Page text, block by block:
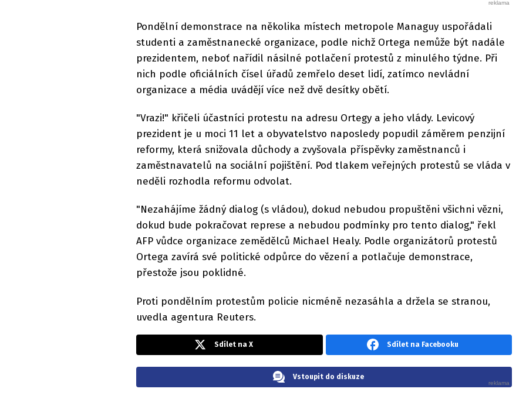
Pondělní demonstrace na několika místech metropole Managuy uspořádali
studenti a zaměstnanecké organizace, podle nichž Ortega nemůže být nadále
prezidentem, neboť nařídil násilné potlačení protestů z minulého týdne. Při
nich podle oficiálních čísel úřadů zemřelo deset lidí, zatímco nevládní
organizace a média uvádějí více než dvě desítky obětí.
"Vrazi!" křičeli účastníci protestu na adresu Ortegy a jeho vlády. Levicový
prezident je u moci 11 let a obyvatelstvo naposledy popudil záměrem penzijní
reformy, která snižovala důchody a zvyšovala příspěvky zaměstnanců i
zaměstnavatelů na sociální pojištění. Pod tlakem veřejných protestů se vláda v
neděli rozhodla reformu odvolat.
"Nezahájíme žádný dialog (s vládou), dokud nebudou propuštěni všichni vězni,
dokud bude pokračovat represe a nebudou podmínky pro tento dialog," řekl
AFP vůdce organizace zemědělců Michael Healy. Podle organizátorů protestů
Ortega zavírá své politické odpůrce do vězení a potlačuje demonstrace,
přestože jsou poklidné.
Proti pondělním protestům policie nicméně nezasáhla a držela se stranou,
uvedla agentura Reuters.
Sdílet na X Sdílet na Facebooku
Vstoupit do diskuze